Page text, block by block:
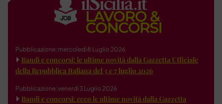
Pubblicazione: mercoledì 8 Luglio 2026
Bandi e concorsi: le ultime novità dalla Gazzetta Ufficiale
della Repubblica Italiana del 3 e 7 luglio 2026
Pubblicazione: venerdì 3 Luglio 2026
Bandi e concorsi: ecco le ultime novità dalla Gazzetta